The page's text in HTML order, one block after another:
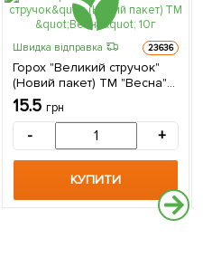
Швидка відправка 23636
Горох "Великий стручок"
(Новий пакет) ТМ "Весна"
10г
15.5 грн
- +
КУПИТИ